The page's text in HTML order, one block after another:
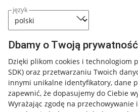
język
Dbamy o Twoją prywatność
Dzięki plikom cookies i technologiom
SDK) oraz przetwarzaniu Twoich
innymi unikalne identyfikatory, dane
zapewnić, że dopasujemy do Ciebie
Wyrażając zgodę na przechowywanie